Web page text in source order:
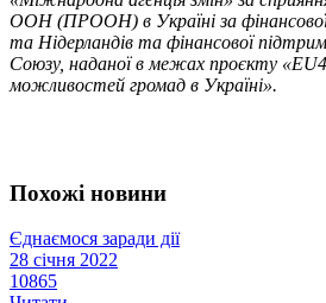
ООН (ПРООН) в Україні за фінансової
та Нідерландів та фінансової
Союзу, наданої в межах проєкту
можливостей громад в Україні».
Похожі новини
Єднаємося заради дії
28 січня 2022
10865